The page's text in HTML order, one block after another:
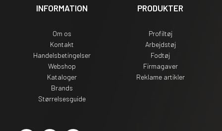
INFORMATION
Om os
Kontakt
Handelsbetingelser
Webshop
Kataloger
Brands
Størrelsesguide
PRODUKTER
Profiltøj
Arbejdstøj
Fodtøj
Firmagaver
Reklame artikler